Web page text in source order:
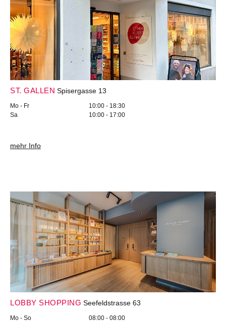
ST. GALLEN Spisergasse 13
Mo - Fr
10:00 - 18:30
Sa
10:00 - 17:00
mehr Info
LOBBY SHOPPING Seefeldstrasse 63
Mo - So 08:00 - 08:00